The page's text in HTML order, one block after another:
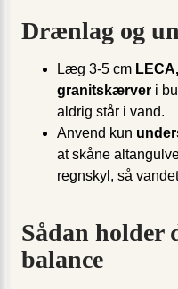
Drænlag og
Læg 3-5 cm
granitskærver i
aldrig står i vand.
Anvend kun
at skåne
regnskyl, så
Sådan holder
balance